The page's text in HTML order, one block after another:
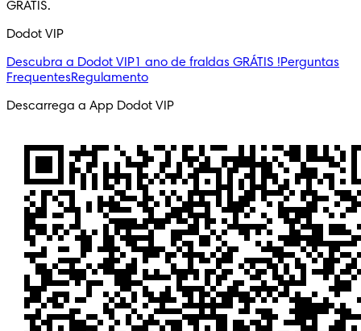
GRÁTIS.
Dodot VIP
Descubra a Dodot VIP1 ano de fraldas GRÁTIS !Perguntas
FrequentesRegulamento
Descarrega a App Dodot VIP